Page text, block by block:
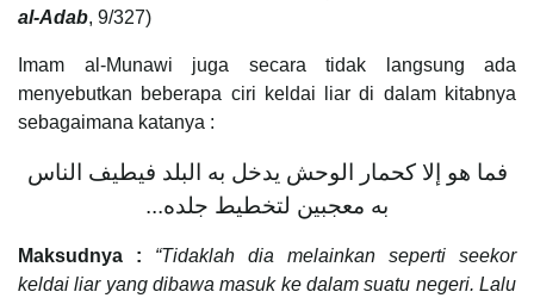
al-Adab, 9/327)
Imam al-Munawi juga secara tidak langsung ada
menyebutkan beberapa ciri keldai liar di dalam kitabnya
sebagaimana katanya :
فما هو إلا كحمار الوحش يدخل به البلد فيطيف الناس
به معجبين لتخطيط جلده...
Maksudnya :
“Tidaklah dia melainkan seperti seekor
keldai liar yang dibawa masuk ke dalam suatu negeri. Lalu